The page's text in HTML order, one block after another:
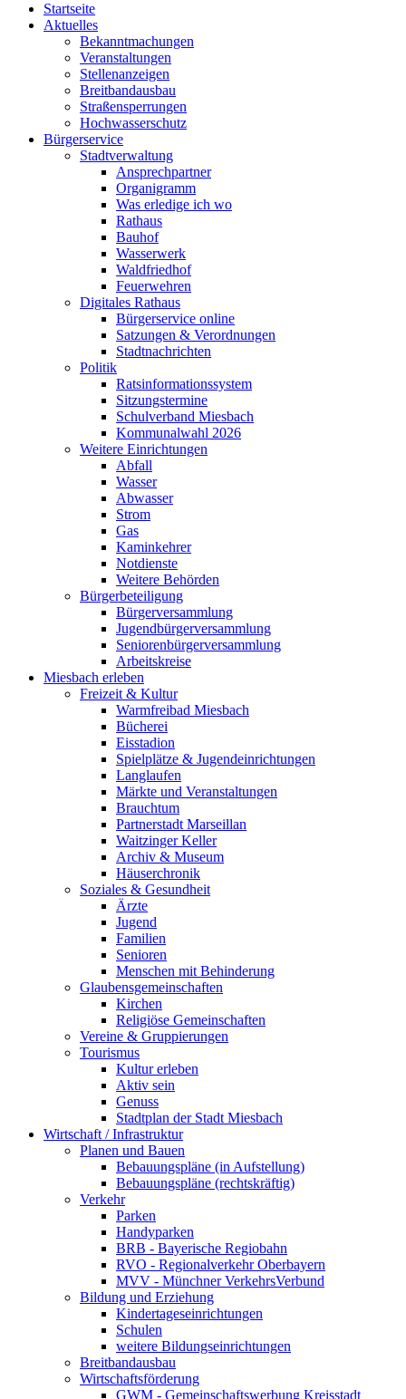
Startseite
Aktuelles
Bekanntmachungen
Veranstaltungen
Stellenanzeigen
Breitbandausbau
Straßensperrungen
Hochwasserschutz
Bürgerservice
Stadtverwaltung
Ansprechpartner
Organigramm
Was erledige ich wo
Rathaus
Bauhof
Wasserwerk
Waldfriedhof
Feuerwehren
Digitales Rathaus
Bürgerservice online
Satzungen & Verordnungen
Stadtnachrichten
Politik
Ratsinformationssystem
Sitzungstermine
Schulverband Miesbach
Kommunalwahl 2026
Weitere Einrichtungen
Abfall
Wasser
Abwasser
Strom
Gas
Kaminkehrer
Notdienste
Weitere Behörden
Bürgerbeteiligung
Bürgerversammlung
Jugendbürgerversammlung
Seniorenbürgerversammlung
Arbeitskreise
Miesbach erleben
Freizeit & Kultur
Warmfreibad Miesbach
Bücherei
Eisstadion
Spielplätze & Jugendeinrichtungen
Langlaufen
Märkte und Veranstaltungen
Brauchtum
Partnerstadt Marseillan
Waitzinger Keller
Archiv & Museum
Häuserchronik
Soziales & Gesundheit
Ärzte
Jugend
Familien
Senioren
Menschen mit Behinderung
Glaubensgemeinschaften
Kirchen
Religiöse Gemeinschaften
Vereine & Gruppierungen
Tourismus
Kultur erleben
Aktiv sein
Genuss
Stadtplan der Stadt Miesbach
Wirtschaft / Infrastruktur
Planen und Bauen
Bebauungspläne (in Aufstellung)
Bebauungspläne (rechtskräftig)
Verkehr
Parken
Handyparken
BRB - Bayerische Regiobahn
RVO - Regionalverkehr Oberbayern
MVV - Münchner VerkehrsVerbund
Bildung und Erziehung
Kindertageseinrichtungen
Schulen
weitere Bildungseinrichtungen
Breitbandausbau
Wirtschaftsförderung
GWM - Gemeinschaftswerbung Kreisstadt